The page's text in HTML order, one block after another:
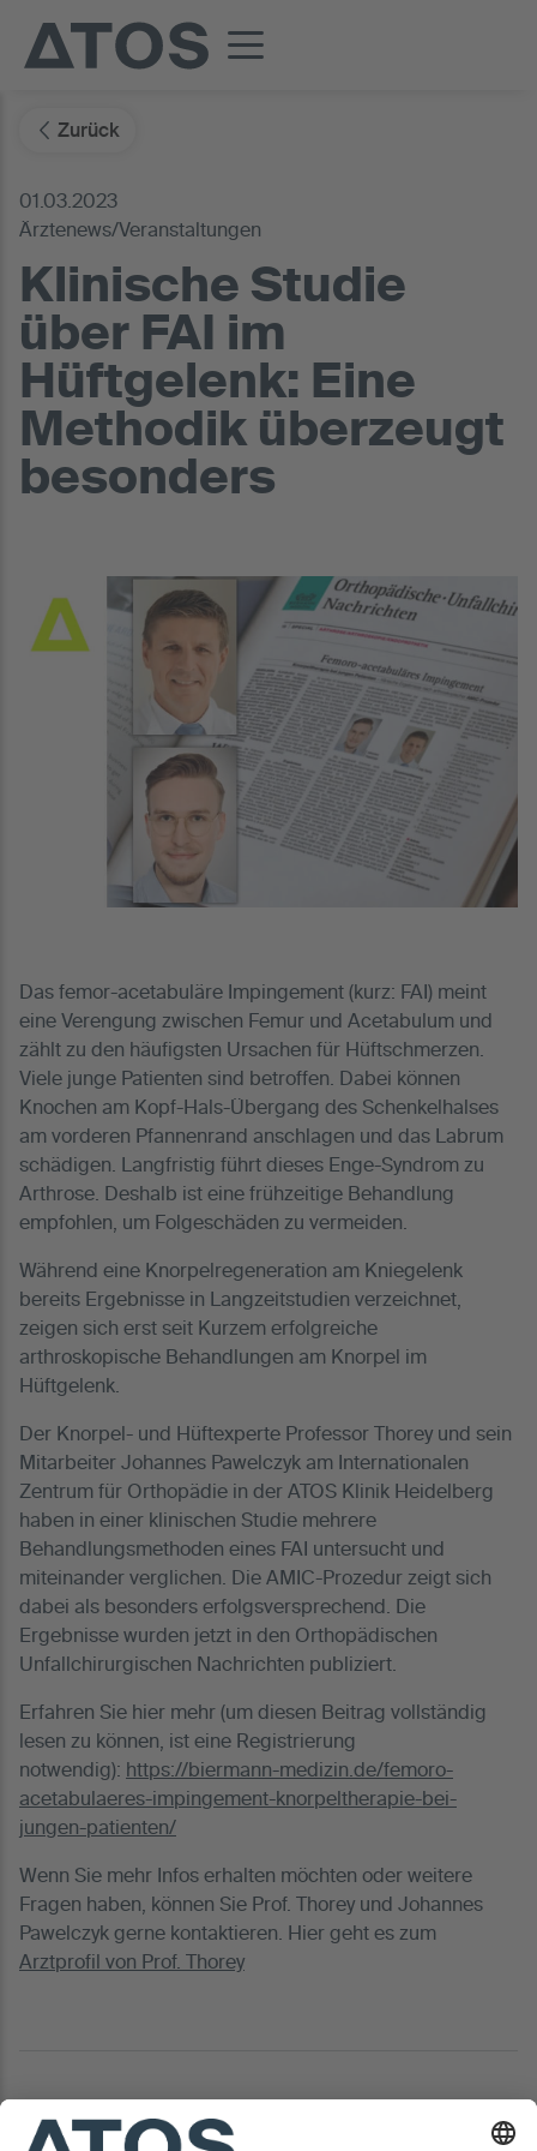
Zurück
01.03.2023
Ärztenews/Veranstaltungen
Klinische Studie
über FAI im
Hüftgelenk: Eine
Methodik überzeugt
besonders
Das femor-acetabuläre Impingement (kurz: FAI) meint
eine Verengung zwischen Femur und Acetabulum und
zählt zu den häufigsten Ursachen für Hüftschmerzen.
Viele junge Patienten sind betroffen. Dabei können
Knochen am Kopf-Hals-Übergang des Schenkelhalses
am vorderen Pfannenrand anschlagen und das Labrum
schädigen. Langfristig führt dieses Enge-Syndrom zu
Arthrose. Deshalb ist eine frühzeitige Behandlung
empfohlen, um Folgeschäden zu vermeiden.
Während eine Knorpelregeneration am Kniegelenk
bereits Ergebnisse in Langzeitstudien verzeichnet,
zeigen sich erst seit Kurzem erfolgreiche
arthroskopische Behandlungen am Knorpel im
Hüftgelenk.
Der Knorpel- und Hüftexperte Professor Thorey und sein
Mitarbeiter Johannes Pawelczyk am Internationalen
Zentrum für Orthopädie in der ATOS Klinik Heidelberg
haben in einer klinischen Studie mehrere
Behandlungsmethoden eines FAI untersucht und
miteinander verglichen. Die AMIC-Prozedur zeigt sich
dabei als besonders erfolgsversprechend. Die
Ergebnisse wurden jetzt in den Orthopädischen
Unfallchirurgischen Nachrichten publiziert.
Erfahren Sie hier mehr (um diesen Beitrag vollständig
lesen zu können, ist eine Registrierung
notwendig): https://biermann-medizin.de/femoro-
acetabulaeres-impingement-knorpeltherapie-bei-
jungen-patienten/
Wenn Sie mehr Infos erhalten möchten oder weitere
Fragen haben, können Sie Prof. Thorey und Johannes
Pawelczyk gerne kontaktieren. Hier geht es zum
Arztprofil von Prof. Thorey